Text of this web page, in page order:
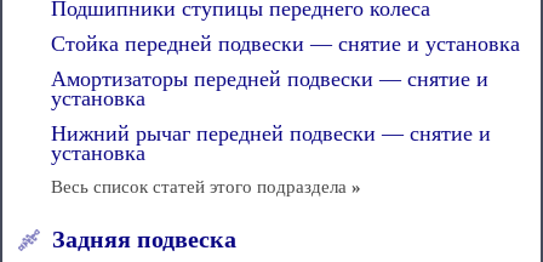
Подшипники ступицы переднего колеса
Стойка передней подвески — снятие и установка
Амортизаторы передней подвески — снятие и
установка
Нижний рычаг передней подвески — снятие и
установка
Весь список статей этого подраздела »
Задняя подвеска